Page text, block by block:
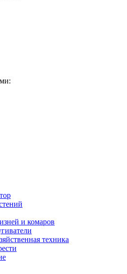
и комаров
техника